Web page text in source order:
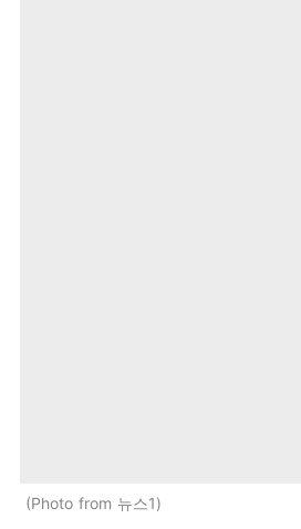
Photo from 뉴스1